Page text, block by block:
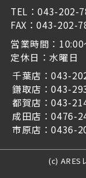
TEL：043-202-
FAX：043-202-
営業時間：
定休日：水曜日
千葉店：043-
鎌取店：043-
都賀店：043-
成田店：0476-
市原店：0436-
(c) ARES